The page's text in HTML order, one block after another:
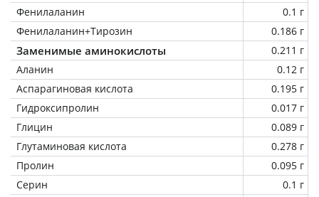
Фенилаланин
0.1 г
Фенилаланин+Тирозин
0.186 г
Заменимые аминокислоты
0.211 г
Аланин
0.12 г
Аспарагиновая кислота
0.195 г
Гидроксипролин
0.017 г
Глицин
0.089 г
Глутаминовая кислота
0.278 г
Пролин
0.095 г
Серин
0.1 г